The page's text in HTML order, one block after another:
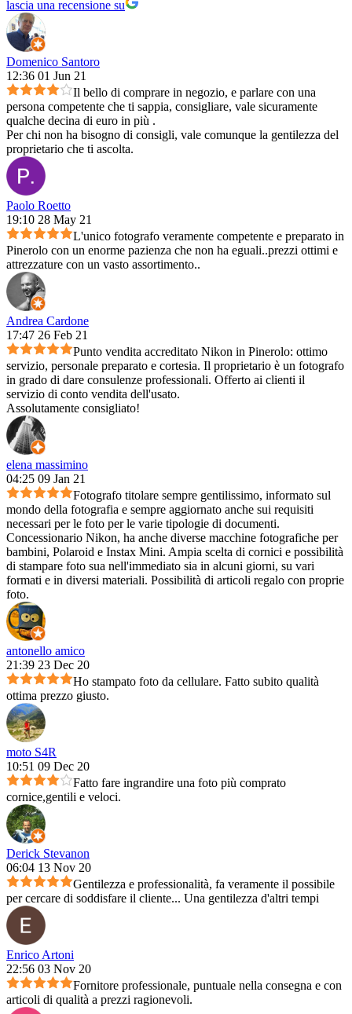
lascia una recensione su
Domenico Santoro
12:36 01 Jun 21
Il bello di comprare in negozio, e parlare con una
persona competente che ti sappia, consigliare, vale sicuramente
qualche decina di euro in più .
Per chi non ha bisogno di consigli, vale comunque la gentilezza del
proprietario che ti ascolta.
Paolo Roetto
19:10 28 May 21
L'unico fotografo veramente competente e preparato in
Pinerolo con un enorme pazienza che non ha eguali..prezzi ottimi e
attrezzature con un vasto assortimento..
Andrea Cardone
17:47 26 Feb 21
Punto vendita accreditato Nikon in Pinerolo: ottimo
servizio, personale preparato e cortesia. Il proprietario è un fotografo
in grado di dare consulenze professionali. Offerto ai clienti il
servizio di conto vendita dell'usato.
Assolutamente consigliato!
elena massimino
04:25 09 Jan 21
Fotografo titolare sempre gentilissimo, informato sul
mondo della fotografia e sempre aggiornato anche sui requisiti
necessari per le foto per le varie tipologie di documenti.
Concessionario Nikon, ha anche diverse macchine fotografiche per
bambini, Polaroid e Instax Mini. Ampia scelta di cornici e possibilità
di stampare foto sua nell'immediato sia in alcuni giorni, su vari
formati e in diversi materiali. Possibilità di articoli regalo con proprie
foto.
antonello amico
21:39 23 Dec 20
Ho stampato foto da cellulare. Fatto subito qualità
ottima prezzo giusto.
moto S4R
10:51 09 Dec 20
Fatto fare ingrandire una foto più comprato
cornice,gentili e veloci.
Derick Stevanon
06:04 13 Nov 20
Gentilezza e professionalità, fa veramente il possibile
per cercare di soddisfare il cliente... Una gentilezza d'altri tempi
Enrico Artoni
22:56 03 Nov 20
Fornitore professionale, puntuale nella consegna e con
articoli di qualità a prezzi ragionevoli.